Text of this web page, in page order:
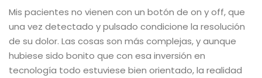
Mis pacientes no vienen con un botón de on y off, que
una vez detectado y pulsado condicione la resolución
de su dolor. Las cosas son más complejas, y aunque
hubiese sido bonito que con esa inversión en
tecnología todo estuviese bien orientado, la realidad